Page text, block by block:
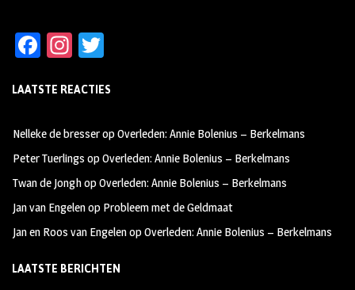
Fa
b
oo
k
In
ag
m
tt
LAATSTE REACTIES
Nelleke de bresseropOverleden: Annie Bolenius – Berkelmans
Peter Tuerlings opOverleden: Annie Bolenius – Berkelmans
Twan de JonghopOverleden: Annie Bolenius – Berkelmans
Jan van Engelenop Probleem met de Geldmaat
Jan en Roos van EngelenopOverleden: Annie Bolenius – Berkelmans
LAATSTE BERICHTEN